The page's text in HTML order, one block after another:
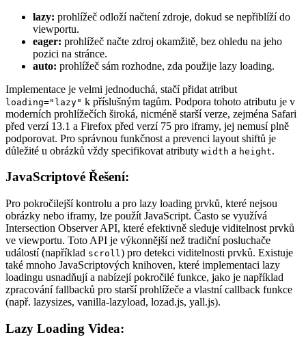
lazy: prohlížeč odloží načtení zdroje, dokud se nepřiblíží do
viewportu.
eager: prohlížeč načte zdroj okamžitě, bez ohledu na jeho
pozici na stránce.
auto: prohlížeč sám rozhodne, zda použije lazy loading.
Implementace je velmi jednoduchá, stačí přidat atribut
loading="lazy" k příslušným tagům. Podpora tohoto atributu je v
moderních prohlížečích široká, nicméně starší verze, zejména Safari
před verzí 13.1 a Firefox před verzí 75 pro iframy, jej nemusí plně
podporovat. Pro správnou funkčnost a prevenci layout shiftů je
důležité u obrázků vždy specifikovat atributy width a height.
JavaScriptové Řešení:
Pro pokročilejší kontrolu a pro lazy loading prvků, které nejsou
obrázky nebo iframy, lze použít JavaScript. Často se využívá
Intersection Observer API, které efektivně sleduje viditelnost prvků
ve viewportu. Toto API je výkonnější než tradiční posluchače
událostí (například scroll) pro detekci viditelnosti prvků. Existuje
také mnoho JavaScriptových knihoven, které implementaci lazy
loadingu usnadňují a nabízejí pokročilé funkce, jako je například
zpracování fallbacků pro starší prohlížeče a vlastní callback funkce
(např. lazysizes, vanilla-lazyload, lozad.js, yall.js).
Lazy Loading Videa: